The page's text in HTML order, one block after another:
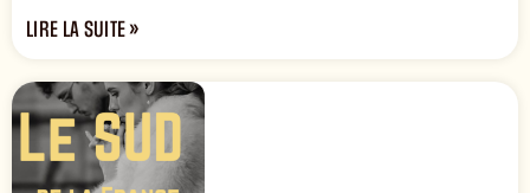
LIRE LA SUITE »